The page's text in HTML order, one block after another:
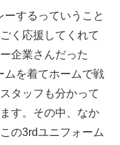
ーするっていうこと
く応援してくれて
企業さんだった
ムを着てホームで戦
タッフも分かって
す。その中、なか
の3rdユニフォーム